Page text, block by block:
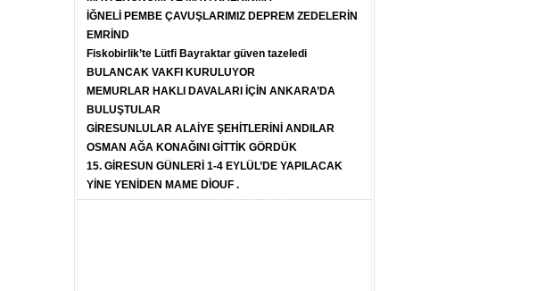
İĞNELİ PEMBE ÇAVUŞLARIMIZ DEPREM ZEDELERİN
EMRİND
Fiskobirlik’te Lütfi Bayraktar güven tazeledi
BULANCAK VAKFI KURULUYOR
MEMURLAR HAKLI DAVALARI İÇİN ANKARA’DA
BULUŞTULAR
GİRESUNLULAR ALAİYE ŞEHİTLERİNİ ANDILAR
OSMAN AĞA KONAĞINI GİTTİK GÖRDÜK
15. GİRESUN GÜNLERİ 1-4 EYLÜL’DE YAPILACAK
YİNE YENİDEN MAME DİOUF .